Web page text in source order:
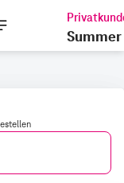
Cart
Summer